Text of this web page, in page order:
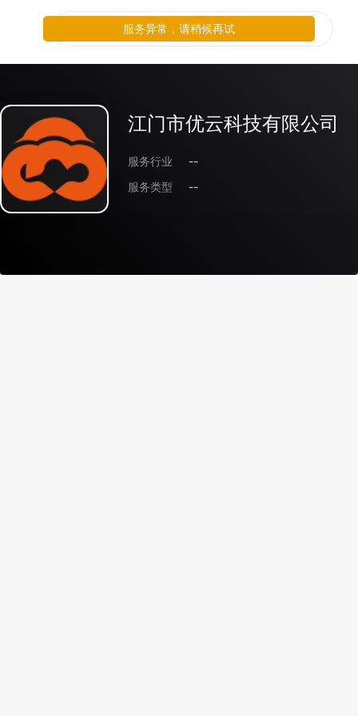
江门市优云科技有限公司
服务行业
--
服务类型
--
服务异常，请稍候再试